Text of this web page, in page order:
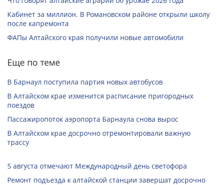
Кабинет за миллион. В Романовском районе открыли школу
после капремонта
ФАПы Алтайского края получили новые автомобили
Еще по теме
В Барнаул поступила партия новых автобусов
В Алтайском крае изменится расписание пригородных
поездов
Пассажиропоток аэропорта Барнаула снова вырос
В Алтайском крае досрочно отремонтировали важную
трассу
5 августа отмечают Международный день светофора
Ремонт подъезда к алтайской станции завершат досрочно